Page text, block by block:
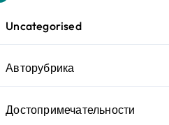
Uncategorised
Авторубрика
Достопримечательности